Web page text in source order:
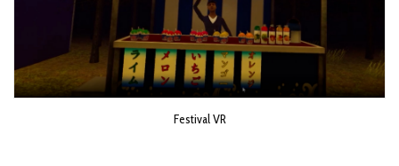
Festival VR